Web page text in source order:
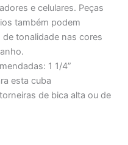
e celulares. Peças
também podem
tonalidade nas cores
1 1/4”
esta cuba
de bica alta ou de